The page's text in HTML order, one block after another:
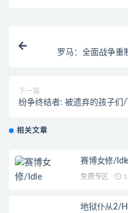
罗马：全面战争重
下一篇
纷争终结者: 被遗弃的孩子们/
相关文章
赛博女修/
免费专区
地狱仆从2/